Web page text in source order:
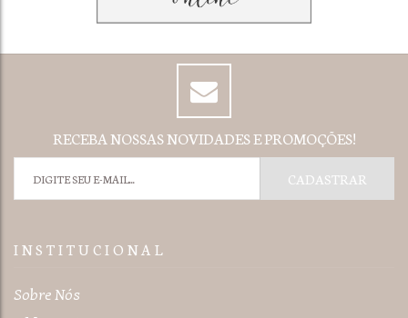
RECEBA NOSSAS NOVIDADES E PROMOÇÕES!
I N S T I T U C I O N A L
Sobre Nós